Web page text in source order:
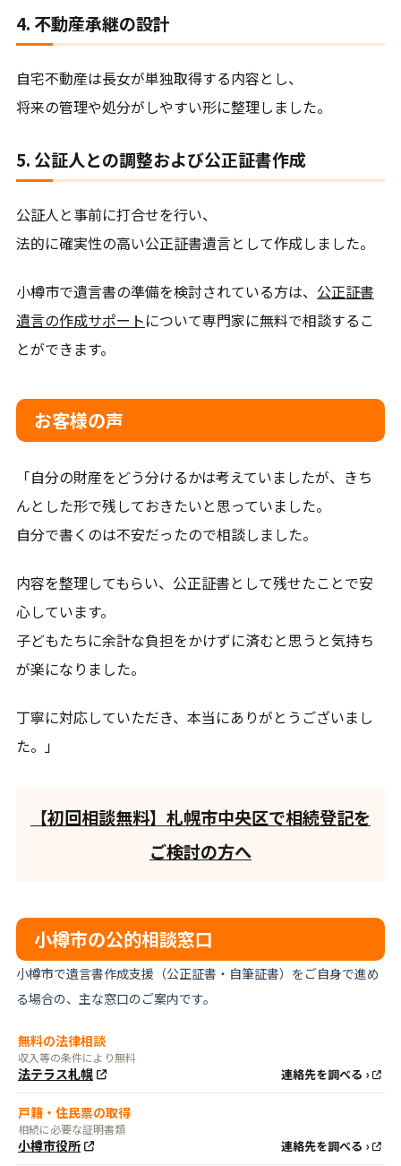
4. 不動産承継の設計
自宅不動産は長女が単独取得する内容とし、
将来の管理や処分がしやすい形に整理しました。
5. 公証人との調整および公正証書作成
公証人と事前に打合せを行い、
法的に確実性の高い公正証書遺言として作成しました。
小樽市で遺言書の準備を検討されている方は、 公正証書
遺言の作成サポートについて専門家に無料で相談するこ
とができます。
お客様の声
「自分の財産をどう分けるかは考えていましたが、きち
んとした形で残しておきたいと思っていました。
自分で書くのは不安だったので相談しました。
内容を整理してもらい、公正証書として残せたことで安
心しています。
子どもたちに余計な負担をかけずに済むと思うと気持ち
が楽になりました。
丁寧に対応していただき、本当にありがとうございまし
た。」
【初回相談無料】札幌市中央区で相続登記を
ご検討の方へ
小樽市の公的相談窓口
小樽市で遺言書作成支援（公正証書・自筆証書）をご自身で進め
る場合の、主な窓口のご案内です。
無料の法律相談
収入等の条件により無料
法テラス札幌 連絡先を調べる ›
戸籍・住民票の取得
相続に必要な証明書類
小樽市役所 連絡先を調べる ›